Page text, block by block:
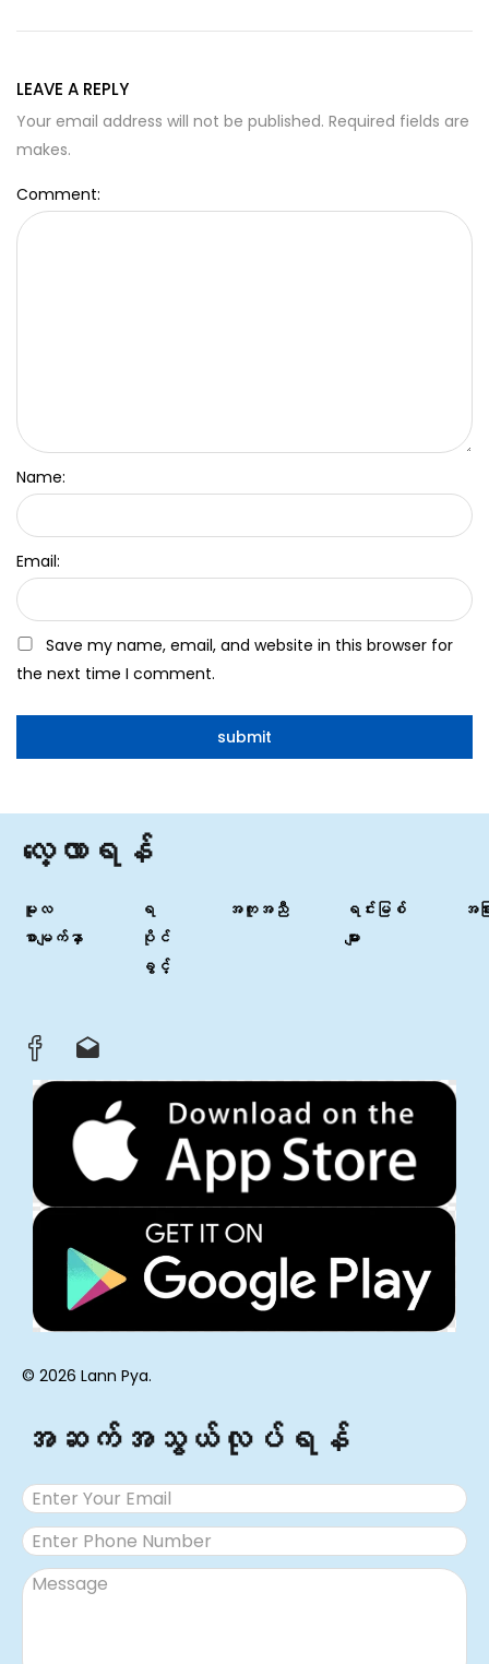
LEAVE A REPLY
Your email address will not be published. Required fields are
makes.
Comment:
Name:
Email:
Save my name, email, and website in this browser for
the next time I comment.
လေ့လာရန်
မူလ
စာမျက်နှာ
ရ
ပိုင်
ခွင့်
အကူအညီ
ရင်းမြစ်
များ
အခြ
© 2026 Lann Pya.
အဆက်အသွယ်လုပ်ရန်